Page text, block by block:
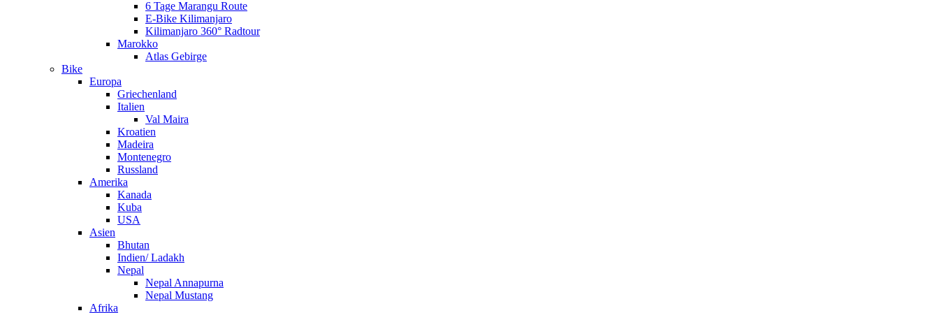
6 Tage Marangu Route
E-Bike Kilimanjaro
Kilimanjaro 360° Radtour
Marokko
Atlas Gebirge
Bike
Europa
Griechenland
Italien
Val Maira
Kroatien
Madeira
Montenegro
Russland
Amerika
Kanada
Kuba
USA
Asien
Bhutan
Indien/ Ladakh
Nepal
Nepal Annapurna
Nepal Mustang
Afrika